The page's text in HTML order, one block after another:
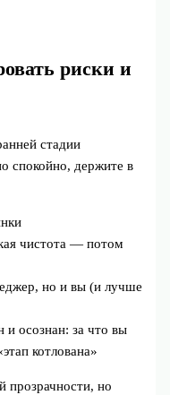
риски и
стадии
спокойно, держите в
чистота — потом
но и вы (и лучше
осознан: за что вы
котлована»
прозрачности, но